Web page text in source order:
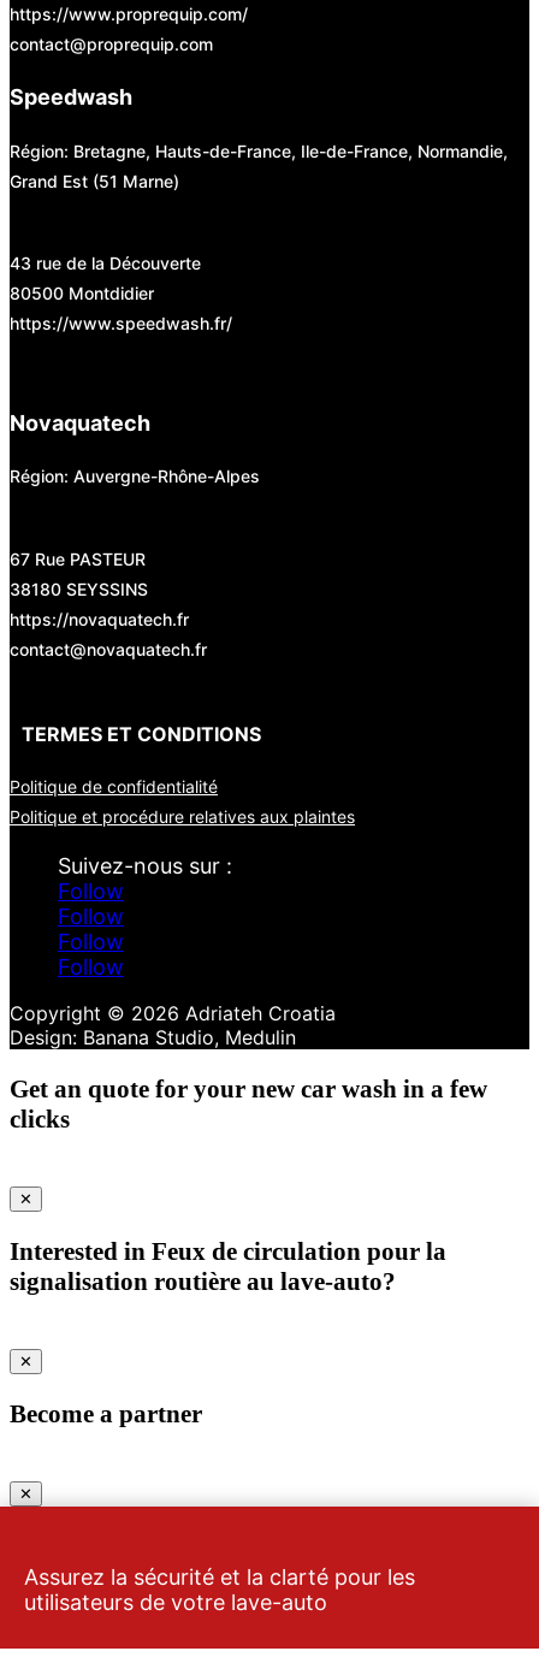
Assurez la sécurité et la clarté pour les
utilisateurs de votre lave-auto
https://www.proprequip.com/
contact@proprequip.com
Speedwash
Région: Bretagne, Hauts-de-France, Ile-de-France, Normandie,
Grand Est (51 Marne)
43 rue de la Découverte
80500 Montdidier
https://www.speedwash.fr/
Novaquatech
Région: Auvergne-Rhône-Alpes
67 Rue PASTEUR
38180 SEYSSINS
https://novaquatech.fr
contact@novaquatech.fr
TERMES ET CONDITIONS
Politique de confidentialité
Politique et procédure relatives aux plaintes
Follow
Follow
Follow
Follow
Copyright © 2026 Adriateh Croatia
Get an quote for your new car wash in a few
clicks
✕
Interested in Feux de circulation pour la
signalisation routière au lave-auto?
✕
Become a partner
✕